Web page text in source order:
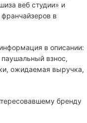
веб студии» и
в
в описании:
взнос,
ожидаемая выручка,
бренду